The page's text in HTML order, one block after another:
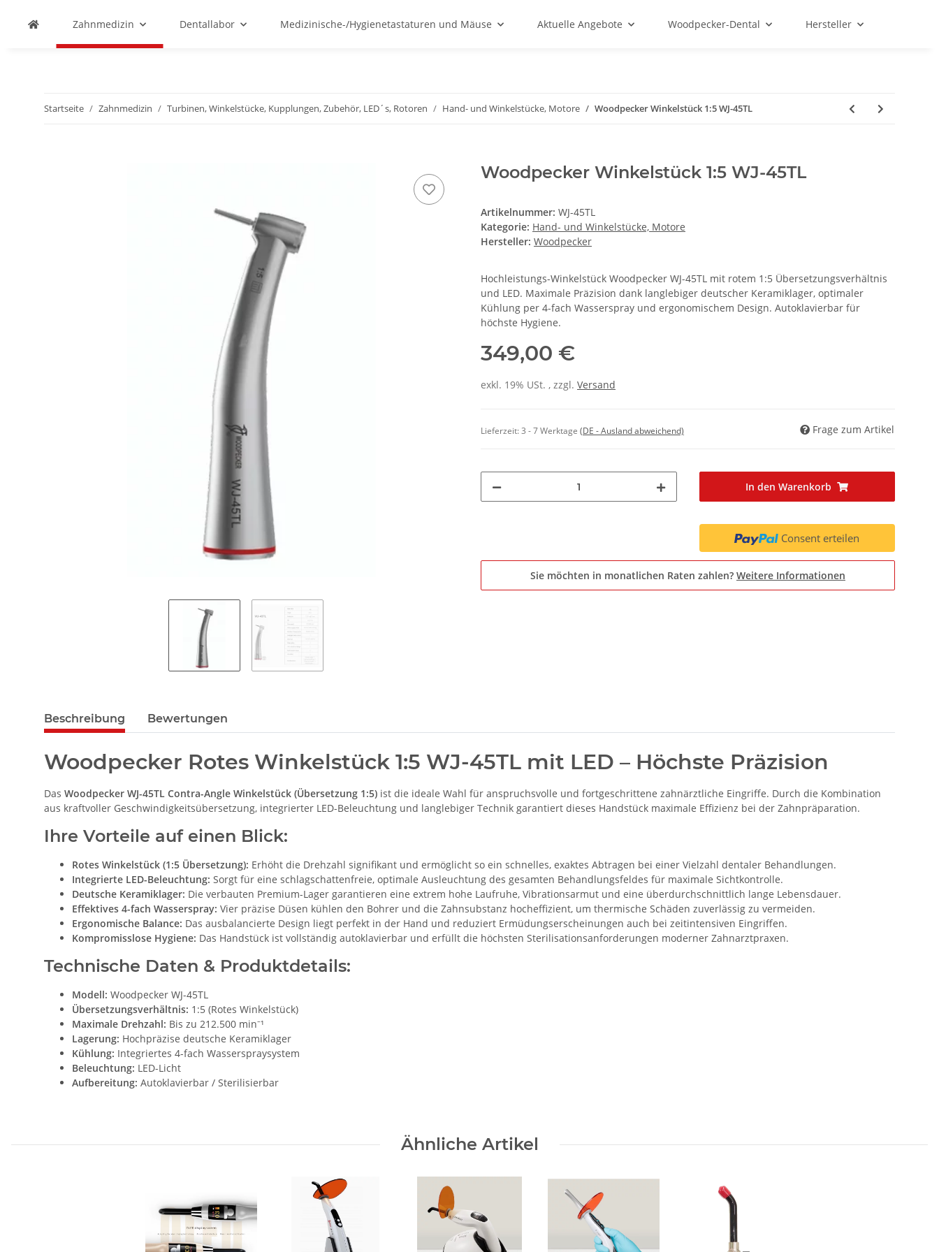
Zahnmedizin Dentallabor Medizinische-/Hygienetastaturen und Mäuse Aktuelle Angebote Woodpecker-Dental Hersteller
Startseite Zahnmedizin Turbinen, Winkelstücke, Kupplungen, Zubehör, LED´s, Rotoren Hand- und Winkelstücke, Motore Woodpecker Winkelstück 1:5 WJ-45TL
Woodpecker Winkelstück 1:5 WJ-45TL
Artikelnummer: WJ-45TL
Kategorie: Hand- und Winkelstücke, Motore
Hersteller: Woodpecker
Hochleistungs-Winkelstück Woodpecker WJ-45TL mit rotem 1:5 Übersetzungsverhältnis
und LED. Maximale Präzision dank langlebiger deutscher Keramiklager, optimaler
Kühlung per 4-fach Wasserspray und ergonomischem Design. Autoklavierbar für
höchste Hygiene.
349,00 €
exkl. 19% USt. , zzgl. Versand
Lieferzeit:3 - 7 Werktage (DE - Ausland abweichend) Frage zum Artikel
In den Warenkorb
Consent erteilen
Sie möchten in monatlichen Raten zahlen? Weitere Informationen
Beschreibung Bewertungen
Woodpecker Rotes Winkelstück 1:5 WJ-45TL mit LED – Höchste Präzision
Das Woodpecker WJ-45TL Contra-Angle Winkelstück (Übersetzung 1:5) ist die ideale Wahl für anspruchsvolle und fortgeschrittene zahnärztliche Eingriffe. Durch die Kombination
aus kraftvoller Geschwindigkeitsübersetzung, integrierter LED-Beleuchtung und langlebiger Technik garantiert dieses Handstück maximale Effizienz bei der Zahnpräparation.
Ihre Vorteile auf einen Blick:
Rotes Winkelstück (1:5 Übersetzung): Erhöht die Drehzahl signifikant und ermöglicht so ein schnelles, exaktes Abtragen bei einer Vielzahl dentaler Behandlungen.
Integrierte LED-Beleuchtung: Sorgt für eine schlagschattenfreie, optimale Ausleuchtung des gesamten Behandlungsfeldes für maximale Sichtkontrolle.
Deutsche Keramiklager: Die verbauten Premium-Lager garantieren eine extrem hohe Laufruhe, Vibrationsarmut und eine überdurchschnittlich lange Lebensdauer.
Effektives 4-fach Wasserspray: Vier präzise Düsen kühlen den Bohrer und die Zahnsubstanz hocheffizient, um thermische Schäden zuverlässig zu vermeiden.
Ergonomische Balance: Das ausbalancierte Design liegt perfekt in der Hand und reduziert Ermüdungserscheinungen auch bei zeitintensiven Eingriffen.
Kompromisslose Hygiene: Das Handstück ist vollständig autoklavierbar und erfüllt die höchsten Sterilisationsanforderungen moderner Zahnarztpraxen.
Technische Daten & Produktdetails:
Modell: Woodpecker WJ-45TL
Übersetzungsverhältnis: 1:5 (Rotes Winkelstück)
Maximale Drehzahl: Bis zu 212.500 min⁻¹
Lagerung: Hochpräzise deutsche Keramiklager
Kühlung: Integriertes 4-fach Wasserspraysystem
Beleuchtung: LED-Licht
Aufbereitung: Autoklavierbar / Sterilisierbar
Ähnliche Artikel